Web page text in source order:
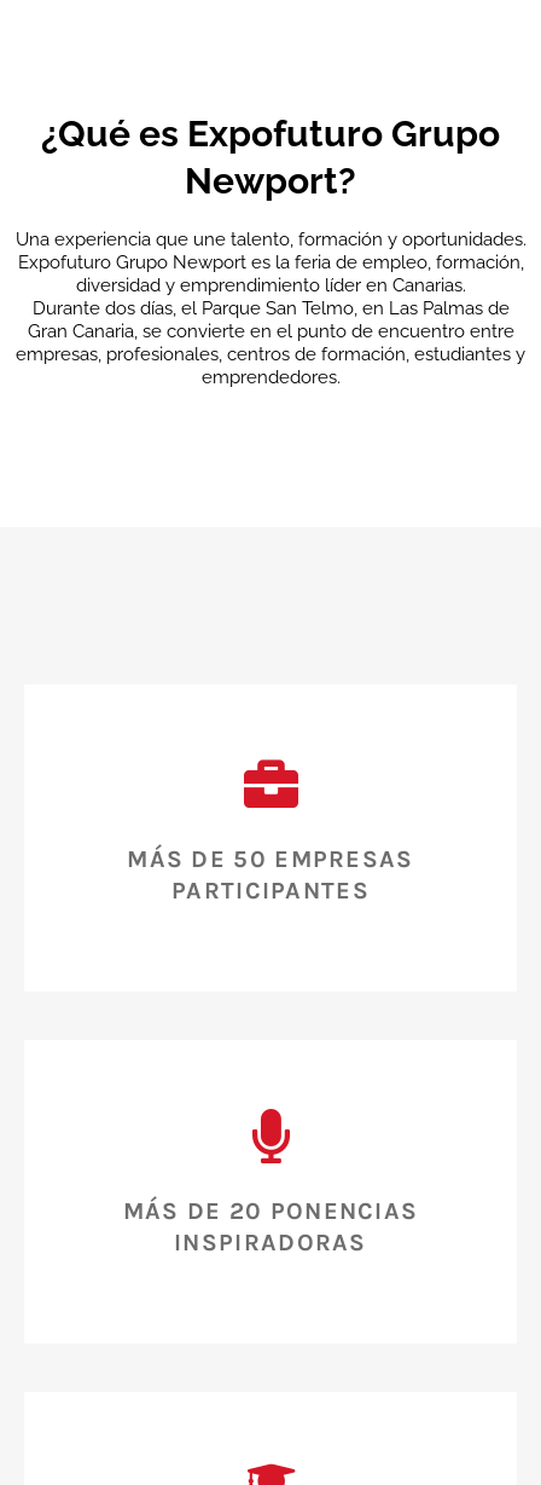
¿Qué es Expofuturo Grupo
Newport?
Una experiencia que une talento, formación y oportunidades.
Expofuturo Grupo Newport es la feria de empleo, formación,
diversidad y emprendimiento líder en Canarias.
Durante dos días, el Parque San Telmo, en Las Palmas de
Gran Canaria, se convierte en el punto de encuentro entre
empresas, profesionales, centros de formación, estudiantes y
emprendedores.
MÁS DE 50 EMPRESAS
PARTICIPANTES
MÁS DE 20 PONENCIAS
INSPIRADORAS